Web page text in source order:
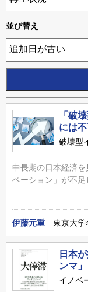
並び替え
「破
には
破壊型
中長期の日本経済
ベーション」が不足
伊藤元重 東京大学
日本
ンマ」
イノベ